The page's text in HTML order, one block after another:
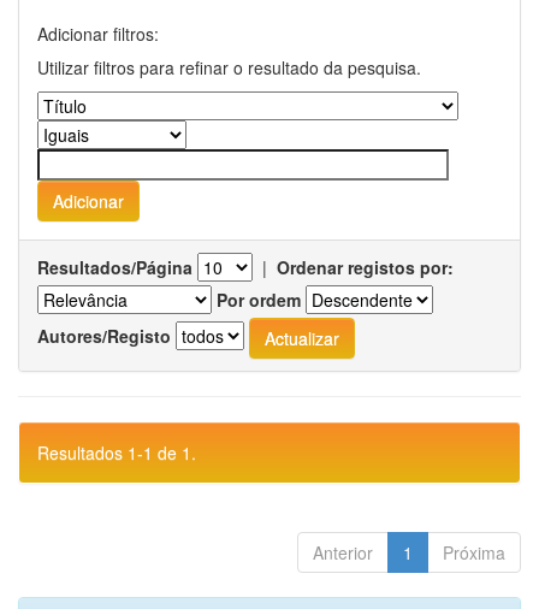
Adicionar filtros:
Utilizar filtros para refinar o resultado da pesquisa.
Resultados/Página | Ordenar registos por:
Por ordem
Autores/Registo
Resultados 1-1 de 1.
Anterior 1 Próxima